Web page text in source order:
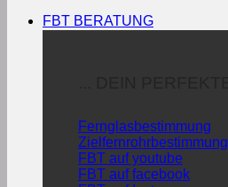
FBT BERATUNG
Fernglasbestimmung
Zielfernrohrbestimmung
FBT auf youtube
FBT auf facebook